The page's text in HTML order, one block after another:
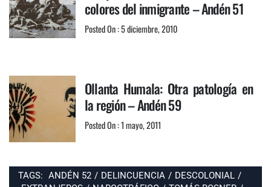
colores del inmigrante – Andén 51
Posted On : 5 diciembre, 2010
Ollanta Humala: Otra patología en
la región – Andén 59
Posted On : 1 mayo, 2011
TAGS: ANDÉN 52 / DELINCUENCIA / DESCOLONIAL /